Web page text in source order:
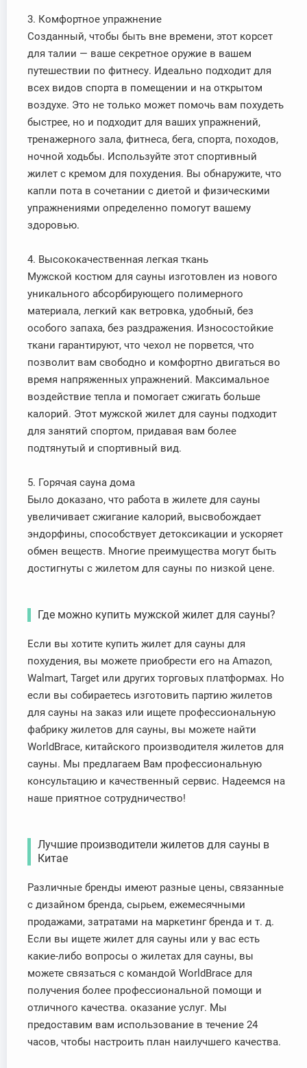
3. Комфортное упражнение
Созданный, чтобы быть вне времени, этот корсет
для талии — ваше секретное оружие в вашем
путешествии по фитнесу. Идеально подходит для
всех видов спорта в помещении и на открытом
воздухе. Это не только может помочь вам похудеть
быстрее, но и подходит для ваших упражнений,
тренажерного зала, фитнеса, бега, спорта, походов,
ночной ходьбы. Используйте этот спортивный
жилет с кремом для похудения. Вы обнаружите, что
капли пота в сочетании с диетой и физическими
упражнениями определенно помогут вашему
здоровью.
4. Высококачественная легкая ткань
Мужской костюм для сауны изготовлен из нового
уникального абсорбирующего полимерного
материала, легкий как ветровка, удобный, без
особого запаха, без раздражения. Износостойкие
ткани гарантируют, что чехол не порвется, что
позволит вам свободно и комфортно двигаться во
время напряженных упражнений. Максимальное
воздействие тепла и помогает сжигать больше
калорий. Этот мужской жилет для сауны подходит
для занятий спортом, придавая вам более
подтянутый и спортивный вид.
5. Горячая сауна дома
Было доказано, что работа в жилете для сауны
увеличивает сжигание калорий, высвобождает
эндорфины, способствует детоксикации и ускоряет
обмен веществ. Многие преимущества могут быть
достигнуты с жилетом для сауны по низкой цене.
Где можно купить мужской жилет для сауны?
Если вы хотите купить жилет для сауны для
похудения, вы можете приобрести его на Amazon,
Walmart, Target или других торговых платформах. Но
если вы собираетесь изготовить партию жилетов
для сауны на заказ или ищете профессиональную
фабрику жилетов для сауны, вы можете найти
WorldBrace, китайского производителя жилетов для
сауны. Мы предлагаем Вам профессиональную
консультацию и качественный сервис. Надеемся на
наше приятное сотрудничество!
Лучшие производители жилетов для сауны в
Китае
Различные бренды имеют разные цены, связанные
с дизайном бренда, сырьем, ежемесячными
продажами, затратами на маркетинг бренда и т. д.
Если вы ищете жилет для сауны или у вас есть
какие-либо вопросы о жилетах для сауны, вы
можете связаться с командой WorldBrace для
получения более профессиональной помощи и
отличного качества. оказание услуг. Мы
предоставим вам использование в течение 24
часов, чтобы настроить план наилучшего качества.